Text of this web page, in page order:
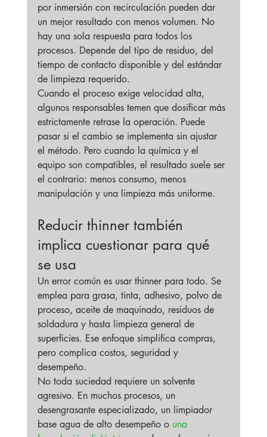
por inmersión con recirculación pueden dar
un mejor resultado con menos volumen. No
hay una sola respuesta para todos los
procesos. Depende del tipo de residuo, del
tiempo de contacto disponible y del estándar
de limpieza requerido.
Cuando el proceso exige velocidad alta,
algunos responsables temen que dosificar más
estrictamente retrase la operación. Puede
pasar si el cambio se implementa sin ajustar
el método. Pero cuando la química y el
equipo son compatibles, el resultado suele ser
el contrario: menos consumo, menos
manipulación y una limpieza más uniforme.
Reducir thinner también
implica cuestionar para qué
se usa
Un error común es usar thinner para todo. Se
emplea para grasa, tinta, adhesivo, polvo de
proceso, aceite de maquinado, residuos de
soldadura y hasta limpieza general de
superficies. Ese enfoque simplifica compras,
pero complica costos, seguridad y
desempeño.
No toda suciedad requiere un solvente
agresivo. En muchos procesos, un
desengrasante especializado, un limpiador
base agua de alto desempeño o una